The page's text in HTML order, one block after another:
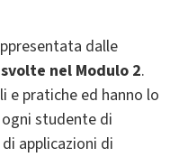
dalle
nel Modulo 2.
e pratiche ed hanno lo
studente di
applicazioni di